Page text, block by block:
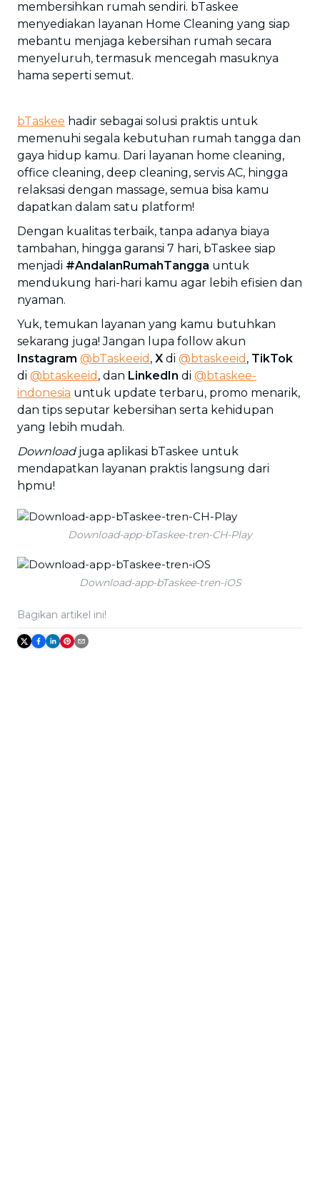
membersihkan rumah sendiri. bTaskee
menyediakan layanan Home Cleaning yang siap
mebantu menjaga kebersihan rumah secara
menyeluruh, termasuk mencegah masuknya
hama seperti semut.
bTaskee hadir sebagai solusi praktis untuk
memenuhi segala kebutuhan rumah tangga dan
gaya hidup kamu. Dari layanan home cleaning,
office cleaning, deep cleaning, servis AC, hingga
relaksasi dengan massage, semua bisa kamu
dapatkan dalam satu platform!
Dengan kualitas terbaik, tanpa adanya biaya
tambahan, hingga garansi 7 hari, bTaskee siap
menjadi #AndalanRumahTangga untuk
mendukung hari-hari kamu agar lebih efisien dan
nyaman.
Yuk, temukan layanan yang kamu butuhkan
sekarang juga! Jangan lupa follow akun
Instagram @bTaskeeid , X di @btaskeeid , TikTok
di @btaskeeid , dan LinkedIn di @btaskee-
indonesia untuk update terbaru, promo menarik,
dan tips seputar kebersihan serta kehidupan
yang lebih mudah.
Downloadjuga aplikasi bTaskee untuk
mendapatkan layanan praktis langsung dari
hpmu!
Download-app-bTaskee-tren-CH-Play
Download-app-bTaskee-tren-iOS
Bagikan artikel ini!